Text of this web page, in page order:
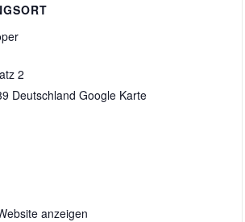
2
Deutschland Google Karte
anzeigen